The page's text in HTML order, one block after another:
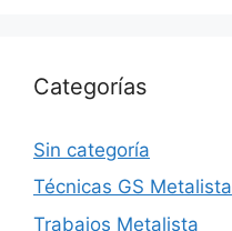
Categorías
Sin categoría
Técnicas GS Metalista
Trabajos Metalista